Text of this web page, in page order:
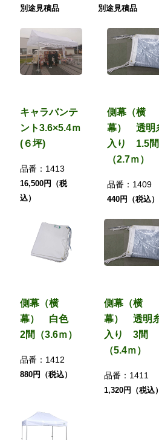
別途見積品 別途見積品
キャラバンテ
ント3.6×5.4ｍ
(６坪)
品番： 1413
16,500円（税
込）
側幕（横
幕） 透明
入り 1.5間
（2.7ｍ）
品番： 1409
440円（税込）
側幕（横
幕） 白色
2間（3.6ｍ）
品番： 1412
880円（税込）
側幕（横
幕） 透明
入り 3間
（5.4ｍ）
品番： 1411
1,320円（税込）